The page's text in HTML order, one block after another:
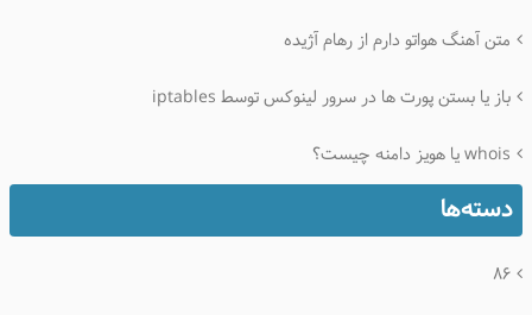
متن آهنگ هواتو دارم از رهام آژیده
باز یا بستن پورت ها در سرور لینوکس توسط iptables
whois یا هویز دامنه چیست؟
دسته‌ها
۸۶